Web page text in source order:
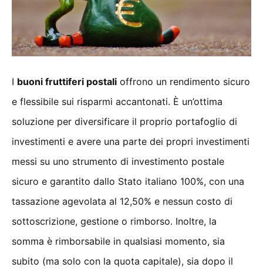
I buoni fruttiferi postali offrono un rendimento sicuro
e flessibile sui risparmi accantonati. È un’ottima
soluzione per diversificare il proprio portafoglio di
investimenti e avere una parte dei propri investimenti
messi su uno strumento di investimento postale
sicuro e garantito dallo Stato italiano 100%, con una
tassazione agevolata al 12,50% e nessun costo di
sottoscrizione, gestione o rimborso. Inoltre, la
somma è rimborsabile in qualsiasi momento, sia
subito (ma solo con la quota capitale), sia dopo il